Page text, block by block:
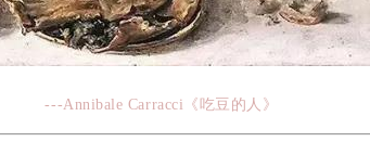
---Annibale Carracci《吃豆的人》